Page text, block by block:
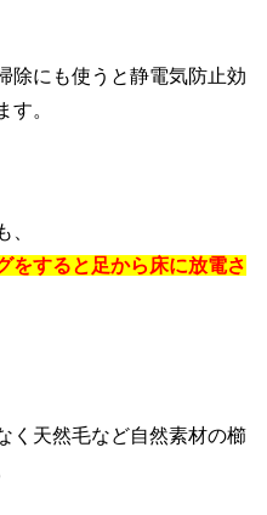
除にも使うと静電気防止効
す。
、
をすると足から床に放電さ
く天然毛など自然素材の櫛